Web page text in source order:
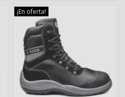
¡En oferta!